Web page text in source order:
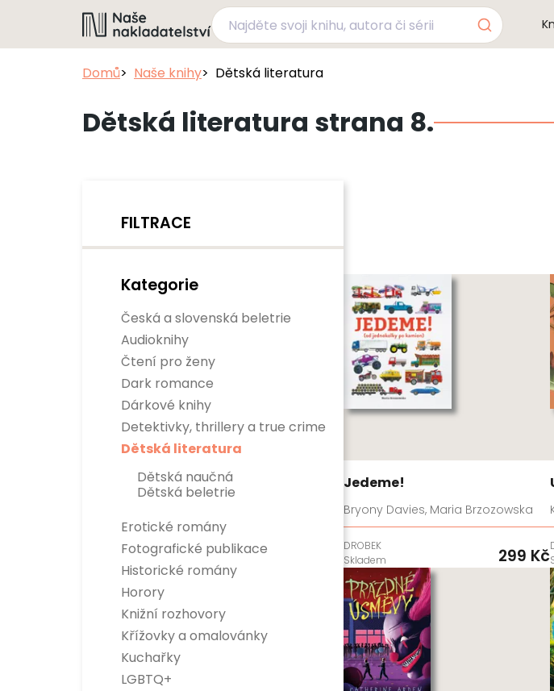
Domů Naše knihy Dětská literatura
Dětská literatura strana 8.
FILTRACE
Kategorie
Česká a slovenská beletrie
Audioknihy
Čtení pro ženy
Dark romance
Dárkové knihy
Detektivky, thrillery a true crime
Detektivky
True crime
Thrillery
Dětská literatura
Dětská naučná
Dětská beletrie
Erotické romány
Fotografické publikace
Historické romány
Horory
Knižní rozhovory
Křížovky a omalovánky
Kuchařky
LGBTQ+
Jedeme!
Bryony Davies, Maria Brzozowska
DROBEK
Skladem
299 Kč